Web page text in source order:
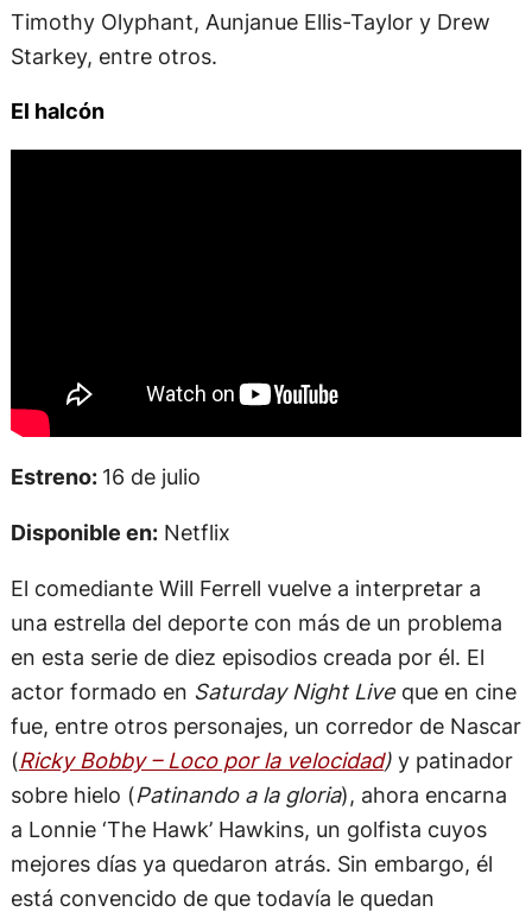
Timothy Olyphant, Aunjanue Ellis-Taylor y Drew
Starkey, entre otros.
El halcón
Estreno: 16 de julio
Disponible en:Netflix
El comediante Will Ferrell vuelve a interpretar a
una estrella del deporte con más de un problema
en esta serie de diez episodios creada por él. El
actor formado en Saturday Night Liveque en cine
fue, entre otros personajes, un corredor de Nascar
(Ricky Bobby – Loco por la velocidad) y patinador
sobre hielo (Patinando a la gloria), ahora encarna
a Lonnie ‘The Hawk’ Hawkins, un golfista cuyos
mejores días ya quedaron atrás. Sin embargo, él
está convencido de que todavía le quedan